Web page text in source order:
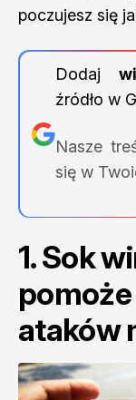
poczujesz się
Dodaj
źródło w
Nasze
się w
1. Sok
ataków